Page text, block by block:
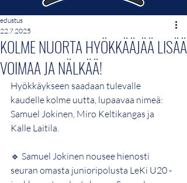
KOLME NUORTA HYÖKKÄÄJÄÄ LISÄÄ
VOIMAA JA NÄLKÄÄ!
edustus
22.7.2025
Hyökkäykseen saadaan tulevalle
kaudelle kolme uutta, lupaavaa nimeä:
Samuel Jokinen, Miro Keltikangas ja
Kalle Laitila.
🔹 Samuel Jokinen nousee hienosti
seuran omasta junioripolusta LeKi U20 -